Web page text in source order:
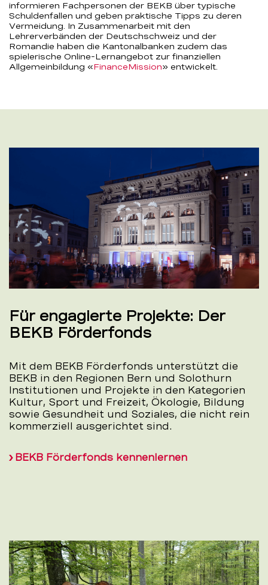
informieren Fachpersonen der BEKB über typische
Schuldenfallen und geben praktische Tipps zu deren
Vermeidung. In Zusammenarbeit mit den
Lehrerverbänden der Deutschschweiz und der
Romandie haben die Kantonalbanken zudem das
spielerische Online-Lernangebot zur finanziellen
Allgemeinbildung «FinanceMission» entwickelt.
Für engagierte Projekte: Der
BEKB Förderfonds
Mit dem BEKB Förderfonds unterstützt die
BEKB in den Regionen Bern und Solothurn
Institutionen und Projekte in den Kategorien
Kultur, Sport und Freizeit, Ökologie, Bildung
sowie Gesundheit und Soziales, die nicht rein
kommerziell ausgerichtet sind.
BEKB Förderfonds kennenlernen